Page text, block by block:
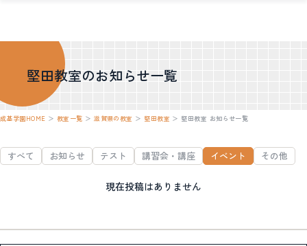
堅田教室のお知らせ一覧
成基学園HOME ＞ 教室一覧 ＞滋賀県の教室 ＞ 堅田教室 ＞ 堅田教室 お知らせ一覧
すべて お知らせ テスト 講習会・講座 イベント その他
現在投稿はありません